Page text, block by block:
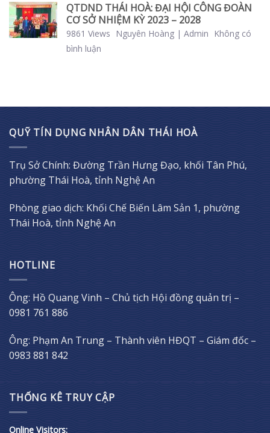
QTDND THÁI HOÀ: ĐẠI HỘI CÔNG ĐOÀN
CƠ SỞ NHIỆM KỲ 2023 – 2028
9861 Views Nguyên Hoàng | Admin
Không có
bình luận
QUỸ TÍN DỤNG NHÂN DÂN THÁI HOÀ
Trụ Sở Chính: Đường Trần Hưng Đạo, khối Tân Phú,
phường Thái Hoà, tỉnh Nghệ An
Phòng giao dịch: Khối Chế Biến Lâm Sản 1, phường
Thái Hoà, tỉnh Nghệ An
HOTLINE
Ông: Hồ Quang Vinh – Chủ tịch Hội đồng quản trị –
0981 761 886
Ông: Phạm An Trung – Thành viên HĐQT – Giám đốc –
0983 881 842
THỐNG KÊ TRUY CẬP
Online Visitors: